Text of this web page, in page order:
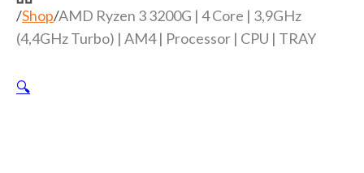
/Shop/AMD Ryzen 3 3200G | 4 Core | 3,9GHz
(4,4GHz Turbo) | AM4 | Processor | CPU | TRAY
🔍